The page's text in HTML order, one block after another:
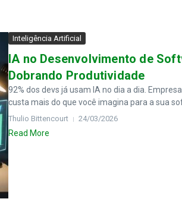
Inteligência Artificial
IA no Desenvolvimento de
Dobrando Produtividade
92% dos devs já usam IA no dia a dia.
custa mais do que você imagina para a sua
Thulio Bittencourt 24/03/2026
Read More